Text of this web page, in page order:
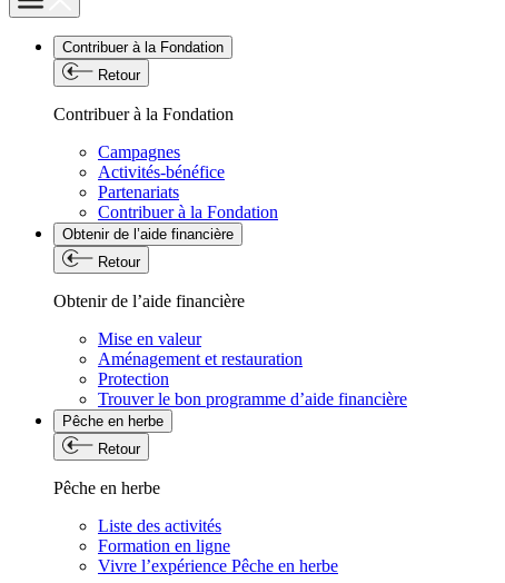
Contribuer à la Fondation
Retour
Contribuer à la Fondation
Campagnes
Activités-bénéfice
Partenariats
Contribuer à la Fondation
Obtenir de l’aide financière
Retour
Obtenir de l’aide financière
Mise en valeur
Aménagement et restauration
Protection
Trouver le bon programme d’aide financière
Pêche en herbe
Retour
Pêche en herbe
Liste des activités
Formation en ligne
Vivre l’expérience Pêche en herbe